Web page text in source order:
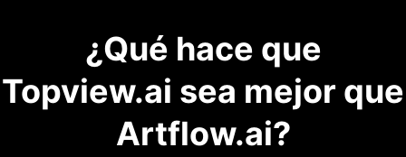
¿Qué hace que
Topview.ai sea mejor que
Artflow.ai?